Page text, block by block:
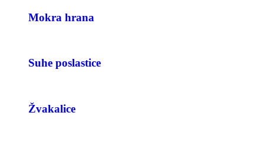
Mokra hrana
Suhe poslastice
Žvakalice